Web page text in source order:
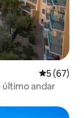
5 de uma
5 (67)
último andar